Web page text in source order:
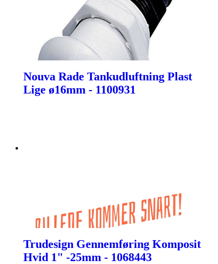
Nouva Rade Tankudluftning Plast
Lige ø16mm - 1100931
Trudesign Gennemføring Komposit
Hvid 1" -25mm - 1068443